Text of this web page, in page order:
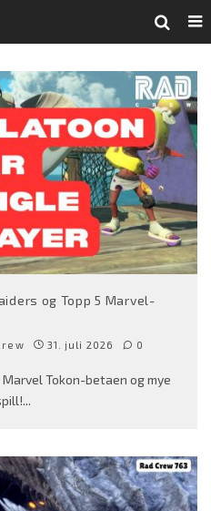
og Topp 5 Marvel-
31. juli 2026 0
Tokon-betaen og mye
...